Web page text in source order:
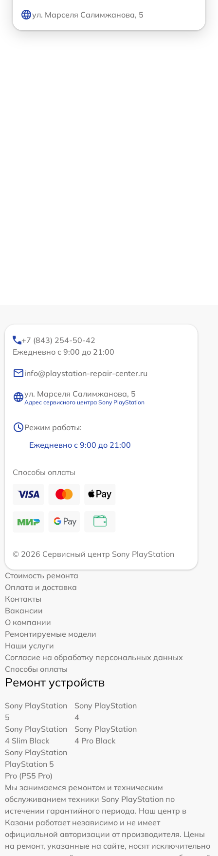
ул. Марселя Салимжанова, 5
+7 (843) 254-50-42
Ежедневно с 9:00 до 21:00
info@playstation-repair-center.ru
ул. Марселя Салимжанова, 5
Адрес сервисного центра Sony PlayStation
Режим работы:
Ежедневно с 9:00 до 21:00
Способы оплаты
© 2026 Сервисный центр Sony PlayStation
Стоимость ремонта
Оплата и доставка
Контакты
Вакансии
О компании
Ремонтируемые модели
Наши услуги
Согласие на обработку персональных данных
Способы оплаты
Ремонт устройств
Sony PlayStation
5
Sony PlayStation
4
Sony PlayStation
4 Slim Black
Sony PlayStation
4 Pro Black
Sony PlayStation
PlayStation 5
Pro (PS5 Pro)
Мы занимаемся ремонтом и техническим
обслуживанием техники Sony PlayStation по
истечении гарантийного периода. Наш центр в
Казани работает независимо и не имеет
официальной авторизации от производителя. Цены
на ремонт, указанные на сайте, носят исключительно